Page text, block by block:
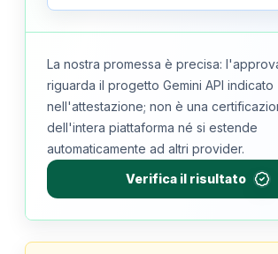
La nostra promessa è precisa:
riguarda il progetto Gemini API indicato
nell'attestazione; non è una
dell'intera piattaforma né si estende
automaticamente ad altri provider.
Verifica il risultato